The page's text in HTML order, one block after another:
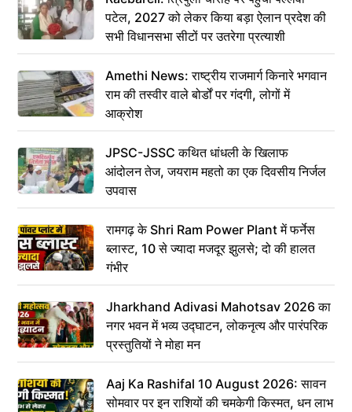
पटेल, 2027 को लेकर किया बड़ा ऐलान प्रदेश की
सभी विधानसभा सीटों पर उतरेगा प्रत्याशी
Amethi News: राष्ट्रीय राजमार्ग किनारे भगवान
राम की तस्वीर वाले बोर्डों पर गंदगी, लोगों में
आक्रोश
JPSC-JSSC कथित धांधली के खिलाफ
आंदोलन तेज, जयराम महतो का एक दिवसीय निर्जल
उपवास
रामगढ़ के Shri Ram Power Plant में फर्नेस
ब्लास्ट, 10 से ज्यादा मजदूर झुलसे; दो की हालत
गंभीर
Jharkhand Adivasi Mahotsav 2026 का
नगर भवन में भव्य उद्घाटन, लोकनृत्य और पारंपरिक
प्रस्तुतियों ने मोहा मन
Aaj Ka Rashifal 10 August 2026: सावन
सोमवार पर इन राशियों की चमकेगी किस्मत, धन लाभ